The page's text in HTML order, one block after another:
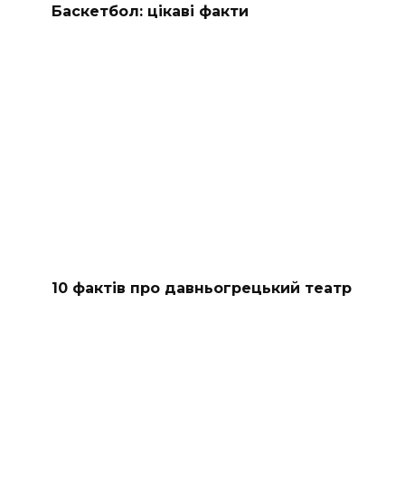
Баскетбол: цікаві факти
10 фактів про давньогрецький театр